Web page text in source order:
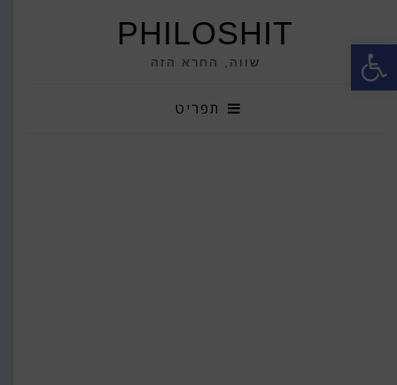
פתח סרגל נגישות PHILOSHIT
שווה, החרא הזה
תפריט